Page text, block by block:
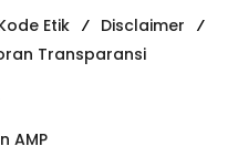
Etik
Disclaimer
Transparansi
AMP